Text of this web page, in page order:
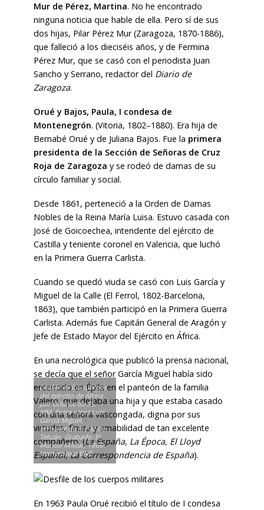
Mur de Pérez, Martina. No he encontrado
ninguna noticia que hable de ella. Pero sí de sus
dos hijas, Pilar Pérez Mur (Zaragoza, 1870-1886),
que falleció a los dieciséis años, y de Fermina
Pérez Mur, que se casó con el periodista Juan
Sancho y Serrano, redactor del Diario de
Zaragoza.
Orué y Bajos, Paula, I condesa de
Montenegrón. (Vitoria, 1802–1880). Era hija de
Bernabé Orué y de Juliana Bajos. Fue la primera
presidenta de la Sección de Señoras de Cruz
Roja de Zaragoza y se rodeó de damas de su
círculo familiar y social.
Desde 1861, perteneció a la Orden de Damas
Nobles de la Reina María Luisa. Estuvo casada con
José de Goicoechea, intendente del ejército de
Castilla y teniente coronel en Valencia, que luchó
en la Primera Guerra Carlista.
Cuando se quedó viuda se casó con Luis García y
Miguel de la Calle (El Ferrol, 1802-Barcelona,
1863), que también participó en la Primera Guerra
Carlista. Además fue Capitán General de Aragón y
Jefe de Estado Mayor del Ejército en África.
En una necrológica que publicó la prensa nacional,
se decía que el señor García Miguel había sido
enterrado en Épila en el panteón de la familia
Valero, que dejaba una hija y que estaba casado
con una señora vascongada, digna por sus
virtudes, finura y amabilidad de tan excelente
compañero. (La España, La Época, El Lloyd
Español, La Correspondencia de España).
Desfile de los cuerpos
del ejército de África
por delante de SS.
MM. Entre otros Luis
García Miguel,
firmante de la Paz de
Tetuán. Grabado: El
Mundo Militar, 1860.
Hemeroteca BNE
En 1963 Paula Orué recibió el título de I condesa